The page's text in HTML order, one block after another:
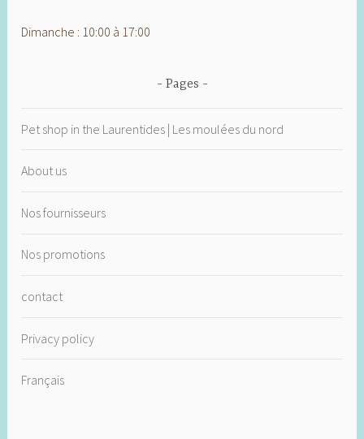
Dimanche : 10:00 à 17:00
Pages
Pet shop in the Laurentides | Les moulées du nord
About us
Nos fournisseurs
Nos promotions
contact
Privacy policy
Français